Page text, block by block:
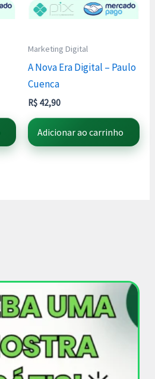
Marketing Digital
A Nova Era Digital – Paulo
Cuenca
R$ 42,90
Adicionar ao carrinho